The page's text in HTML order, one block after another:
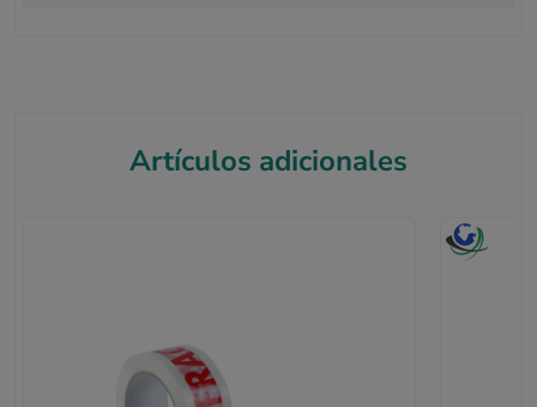
Artículos adicionales